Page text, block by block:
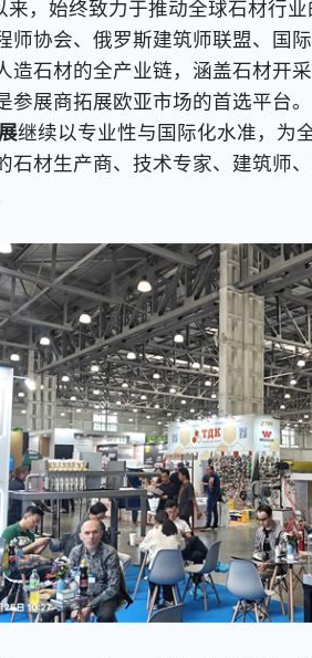
，始终致力于推动全球石材行
师协会、俄罗斯建筑师联盟、国
造石材的全产业链，涵盖石材开
展商拓展欧亚市场的首选平台。
继续以专业性与国际化水准，为
石材生产商、技术专家、建筑师